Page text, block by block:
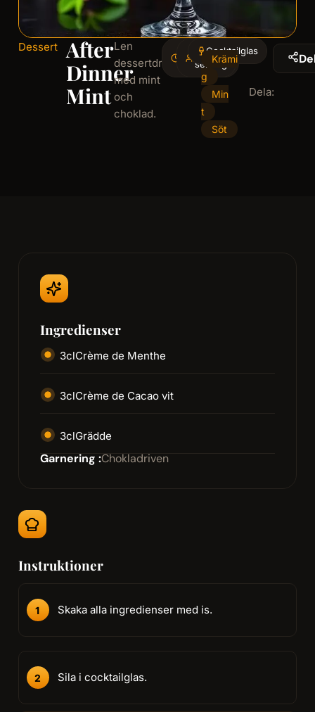
Dessert
After
Dinner
Mint
Len
dessertdrink
med mint
och
choklad.
3
minminutes
1
serving
Cocktailglas
Krämi
g
Min
t
Söt
Dela:
Ingredienser
3clCrème de Menthe
3clCrème de Cacao vit
3clGrädde
Garnering :Chokladriven
Instruktioner
Skaka alla ingredienser med is.
Sila i cocktailglas.